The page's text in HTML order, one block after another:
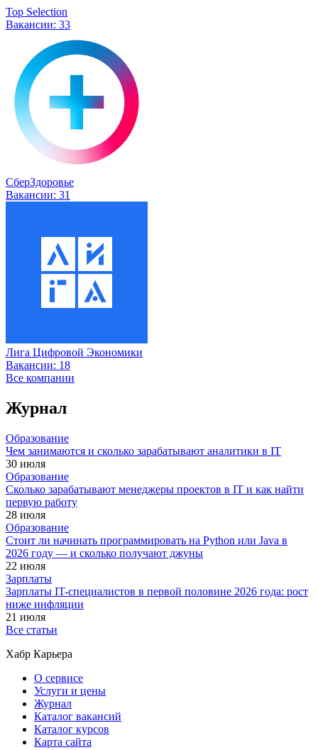
Top Selection
Вакансии: 33
СберЗдоровье
Вакансии: 31
Лига Цифровой Экономики
Вакансии: 18
Все компании
Журнал
Образование
Чем занимаются и сколько зарабатывают аналитики в IT
30 июля
Образование
Сколько зарабатывают менеджеры проектов в IT и как найти
первую работу
28 июля
Образование
Стоит ли начинать программировать на Python или Java в
2026 году — и сколько получают джуны
22 июля
Зарплаты
Зарплаты IT-специалистов в первой половине 2026 года: рост
ниже инфляции
21 июля
Все статьи
Хабр Карьера
О сервисе
Услуги и цены
Журнал
Каталог вакансий
Каталог курсов
Карта сайта